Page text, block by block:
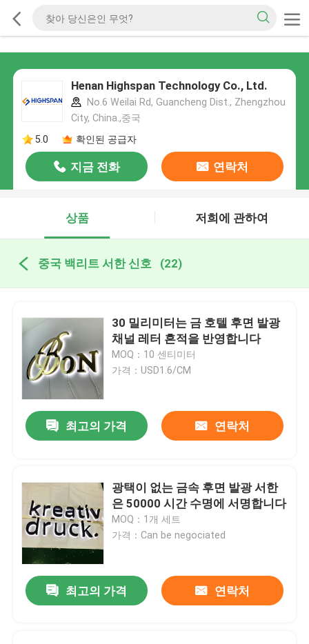
Henan Highspan Technology Co., Ltd.
No.6 Weilai Rd, Guancheng Dist., Zhengzhou
City, China.,중국
5.0
확인된 공급자
지금 전화 연락처
상품 저희에 관하여
중국 백리트 서한 신호 (22)
30 밀리미터는 금 호텔 후면 발광
채널 레터 흔적을 반영합니다
MOQ：10 센티미터
가격：USD1.6/CM
최고의 가격 연락처
광택이 없는 금속 후면 발광 서한
은 50000 시간 수명에 서명합니다
MOQ：1개 세트
가격：Can be negociated
최고의 가격 연락처